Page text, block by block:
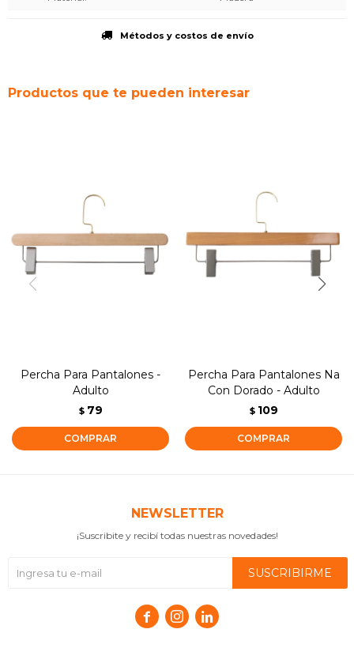
Métodos y costos de envío
Productos que te pueden interesar
Percha Para Pantalones -
Adulto
$ 79
Percha Para Pantalones Na
Con Dorado - Adulto
$ 109
NEWSLETTER
¡Suscribite y recibí todas nuestras novedades!
SUSCRIBIRME
  